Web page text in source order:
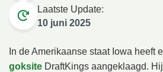
Laatste Update:
10 juni 2025
In de Amerikaanse staat Iowa heeft
goksite DraftKings aangeklaagd.